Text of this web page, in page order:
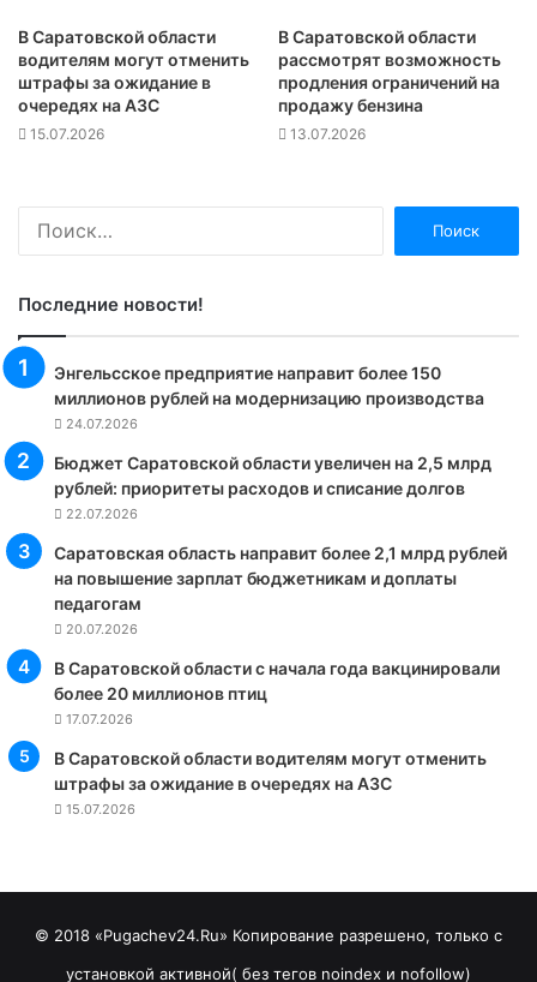
В Саратовской области
водителям могут отменить
штрафы за ожидание в
очередях на АЗС
15.07.2026
В Саратовской области
рассмотрят возможность
продления ограничений на
продажу бензина
13.07.2026
Последние новости!
Энгельсское предприятие направит более 150
миллионов рублей на модернизацию производства
24.07.2026
Бюджет Саратовской области увеличен на 2,5 млрд
рублей: приоритеты расходов и списание долгов
22.07.2026
Саратовская область направит более 2,1 млрд рублей
на повышение зарплат бюджетникам и доплаты
педагогам
20.07.2026
В Саратовской области с начала года вакцинировали
более 20 миллионов птиц
17.07.2026
В Саратовской области водителям могут отменить
штрафы за ожидание в очередях на АЗС
15.07.2026
© 2018 «Pugachev24.Ru» Копирование разрешено, только с
установкой активной( без тегов noindex и nofollow)